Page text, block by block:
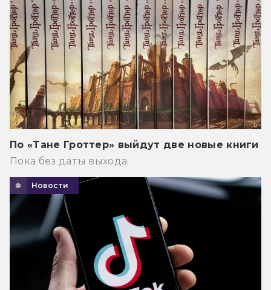
По «Тане Гроттер» выйдут две новые книги
Пока без даты выхода.
Новости